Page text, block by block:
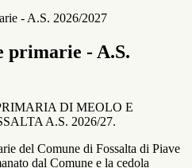
- A.S. 2026/2027
primarie - A.S.
DI MEOLO E
A.S. 2026/27.
del Comune di Fossalta di Piave
dal Comune e la cedola